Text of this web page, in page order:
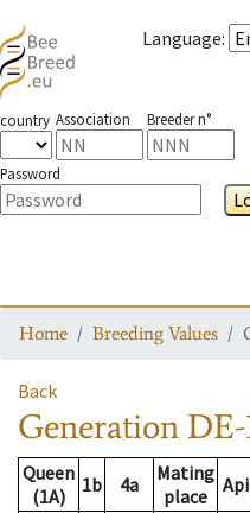
Language:
country Association Breeder n°
Password
Home Breeding Values
Back
Generation
Queen
(1A)
1b 4a
Mating
place